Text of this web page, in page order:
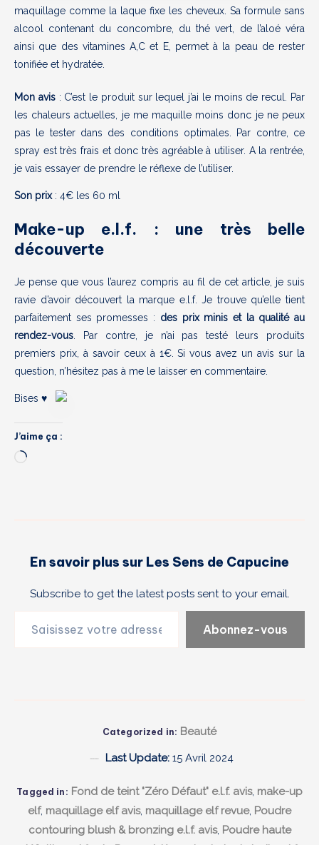
maquillage comme la laque fixe les cheveux. Sa formule sans
alcool contenant du concombre, du thé vert, de l’aloé véra
ainsi que des vitamines A,C et E, permet à la peau de rester
tonifiée et hydratée.
Mon avis: C’est le produit sur lequel j’ai le moins de recul. Par
les chaleurs actuelles, je me maquille moins donc je ne peux
pas le tester dans des conditions optimales. Par contre, ce
spray est très frais et donc très agréable à utiliser. A la rentrée,
je vais essayer de prendre le réflexe de l’utiliser.
Son prix: 4€ les 60 ml
Make-up e.l.f. : une très belle
découverte
Je pense que vous l’aurez compris au fil de cet article, je suis
ravie d’avoir découvert la marque e.l.f. Je trouve qu’elle tient
parfaitement ses promesses : des prix minis et la qualité au
rendez-vous . Par contre, je n’ai pas testé leurs produits
premiers prix, à savoir ceux à 1€. Si vous avez un avis sur la
question, n’hésitez pas à me le laisser en commentaire.
Bises ♥
J’aime ça :
Chargement…
En savoir plus sur Les Sens de Capucine
Subscribe to get the latest posts sent to your email.
Abonnez-vous
Categorized in: Beauté
Last Update:15 Avril 2024
Tagged in: Fond de teint "Zéro Défaut" e.l.f. avis, make-up
elf, maquillage elf avis, maquillage elf revue, Poudre
contouring blush & bronzing e.l.f. avis, Poudre haute